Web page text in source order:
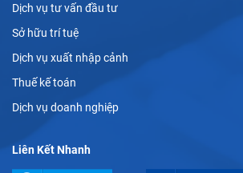
Dịch vụ tư vấn đầu tư
Sở hữu trí tuệ
Dịch vụ xuất nhập cảnh
Thuế kế toán
Dịch vụ doanh nghiệp
Liên Kết Nhanh